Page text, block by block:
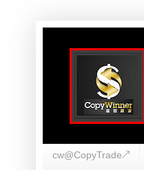
cw@CopyTrade↗